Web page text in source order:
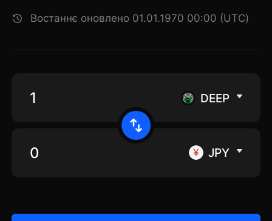
Востаннє оновлено 01.01.1970 00:00 (UTC)
DEEP
JPY